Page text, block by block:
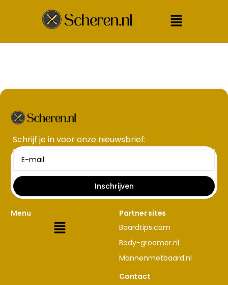
Schrijf je in voor onze nieuwsbrief​:
Inschrijven
Menu
Partner sites
Baardtips.com
Body-groomer.nl
Mannenmetbaard.nl
Contact